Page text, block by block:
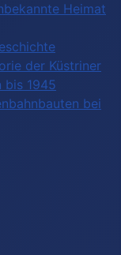
Heimat
der Küstriner
bis 1945
bei